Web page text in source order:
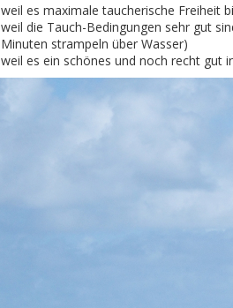
weil es maximale taucherische Freiheit
weil die Tauch-Bedingungen sehr gut
Minuten strampeln über Wasser)
weil es ein schönes und noch recht gut